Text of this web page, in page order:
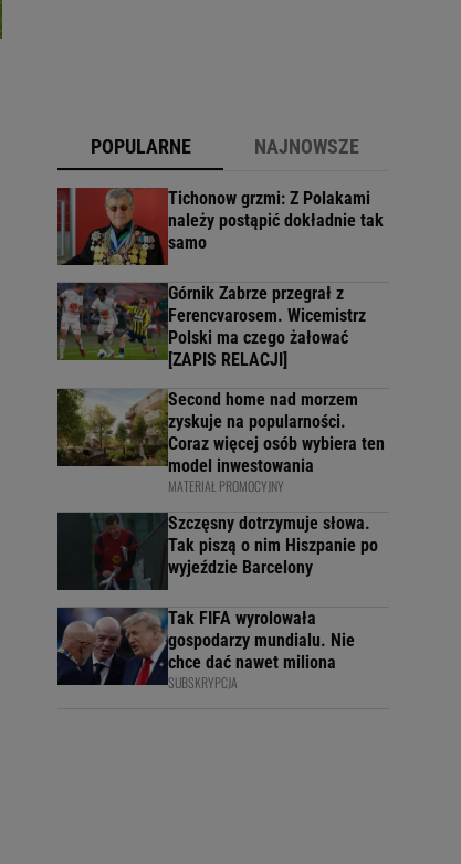
POPULARNE NAJNOWSZE
Tichonow grzmi: Z Polakami
należy postąpić dokładnie tak
samo
Górnik Zabrze przegrał z
Ferencvarosem. Wicemistrz
Polski ma czego żałować
[ZAPIS RELACJI]
Second home nad morzem
zyskuje na popularności.
Coraz więcej osób wybiera ten
model inwestowania
MATERIAŁ PROMOCYJNY
Szczęsny dotrzymuje słowa.
Tak piszą o nim Hiszpanie po
wyjeździe Barcelony
Tak FIFA wyrolowała
gospodarzy mundialu. Nie
chce dać nawet miliona
SUBSKRYPCJA